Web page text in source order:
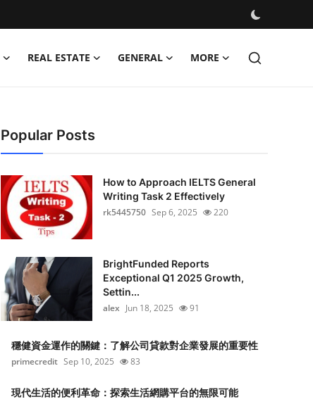
REAL ESTATE GENERAL MORE
Popular Posts
How to Approach IELTS General
Writing Task 2 Effectively
rk5445750 Sep 6, 2025 220
BrightFunded Reports
Exceptional Q1 2025 Growth,
Settin...
alex Jun 18, 2025 91
穩健資金運作的關鍵：了解公司貸款對企業發展的重要性
primecredit Sep 10, 2025 83
現代生活的便利革命：探索生活網購平台的無限可能